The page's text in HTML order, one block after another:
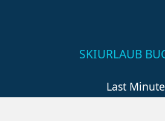
SKIURLAUB
Last Minute